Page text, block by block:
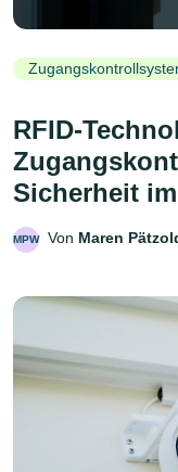
RFID-
Sicherheit
MPW Von Maren